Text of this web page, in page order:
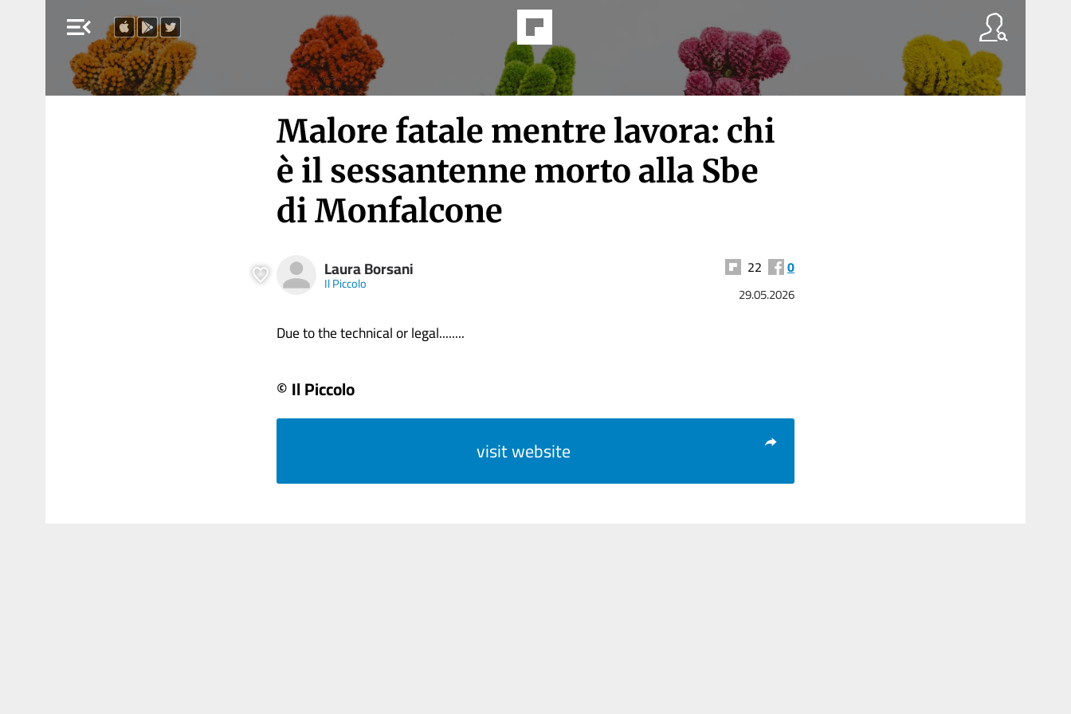
menu_open
Malore fatale mentre lavora: chi
è il sessantenne morto alla Sbe
di Monfalcone
Laura Borsani
Il Piccolo
22 0
29.05.2026
Due to the technical or legal........
© Il Piccolo
visit website